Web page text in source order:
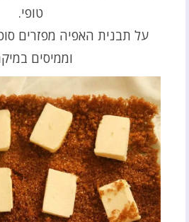
טופי.
על תבנית האפיה מפזרים
וממיסים